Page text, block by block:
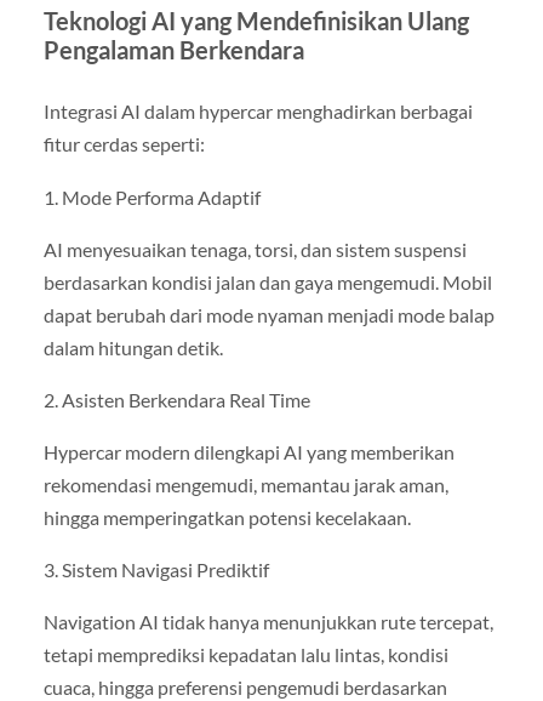
Teknologi AI yang Mendefinisikan Ulang
Pengalaman Berkendara
Integrasi AI dalam hypercar menghadirkan berbagai
fitur cerdas seperti:
1. Mode Performa Adaptif
AI menyesuaikan tenaga, torsi, dan sistem suspensi
berdasarkan kondisi jalan dan gaya mengemudi. Mobil
dapat berubah dari mode nyaman menjadi mode balap
dalam hitungan detik.
2. Asisten Berkendara Real Time
Hypercar modern dilengkapi AI yang memberikan
rekomendasi mengemudi, memantau jarak aman,
hingga memperingatkan potensi kecelakaan.
3. Sistem Navigasi Prediktif
Navigation AI tidak hanya menunjukkan rute tercepat,
tetapi memprediksi kepadatan lalu lintas, kondisi
cuaca, hingga preferensi pengemudi berdasarkan